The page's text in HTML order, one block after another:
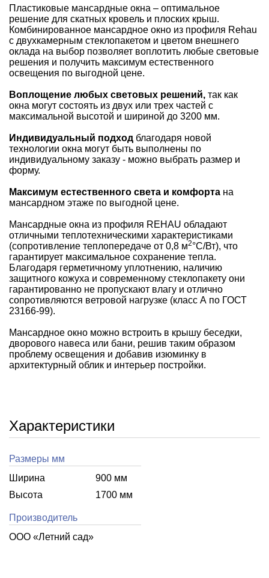
Пластиковые мансардные окна – оптимальное
решение для скатных кровель и плоских крыш.
Комбинированное мансардное окно из профиля Rehau
с двухкамерным стеклопакетом и цветом внешнего
оклада на выбор позволяет воплотить любые световые
решения и получить максимум естественного
освещения по выгодной цене.
Воплощение любых световых решений, так как
окна могут состоять из двух или трех частей с
максимальной высотой и шириной до 3200 мм.
Индивидуальный подход благодаря новой
технологии окна могут быть выполнены по
индивидуальному заказу - можно выбрать размер и
форму.
Максимум естественного света и комфорта на
мансардном этаже по выгодной цене.
Мансардные окна из профиля REHAU обладают
отличными теплотехническими характеристиками
(сопротивление теплопередаче от 0,8 м2°С/Вт), что
гарантирует максимальное сохранение тепла.
Благодаря герметичному уплотнению, наличию
защитного кожуха и современному стеклопакету они
гарантированно не пропускают влагу и отлично
сопротивляются ветровой нагрузке (класс А по ГОСТ
23166-99).
Мансардное окно можно встроить в крышу беседки,
дворового навеса или бани, решив таким образом
проблему освещения и добавив изюминку в
архитектурный облик и интерьер постройки.
Характеристики
Размеры мм
Ширина
900 мм
Высота
1700 мм
Производитель
ООО «Летний cад»